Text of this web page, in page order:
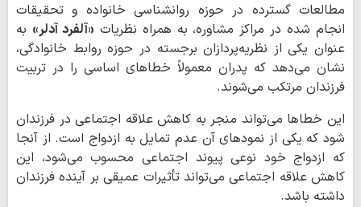
مطالعات گسترده در حوزه روانشناسی خانواده و تحقیقات
انجام شده در مراکز مشاوره، به همراه نظریات «آلفرد آدلر» به
عنوان یکی از نظریه‌پردازان برجسته در حوزه روابط خانوادگی،
نشان می‌دهد که پدران معمولاً خطاهای اساسی را در تربیت
فرزندان مرتکب می‌شوند.
این خطاها می‌تواند منجر به کاهش علاقه اجتماعی در فرزندان
شود که یکی از نمودهای آن عدم تمایل به ازدواج است. از آنجا
که ازدواج خود نوعی پیوند اجتماعی محسوب می‌شود، این
کاهش علاقه اجتماعی می‌تواند تأثیرات عمیقی بر آینده فرزندان
داشته باشد.